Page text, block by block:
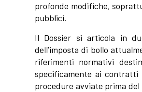
profonde modifiche,
pubblici.
Il Dossier si articola in
dell’imposta di bollo
riferimenti normativi
specificamente ai contratti
procedure avviate prima